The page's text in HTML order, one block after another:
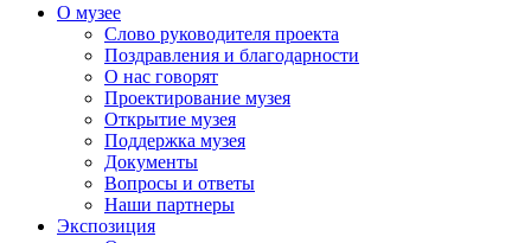
О музее
Слово руководителя проекта
Поздравления и благодарности
О нас говорят
Проектирование музея
Открытие музея
Поддержка музея
Документы
Вопросы и ответы
Наши партнеры
Экспозиция